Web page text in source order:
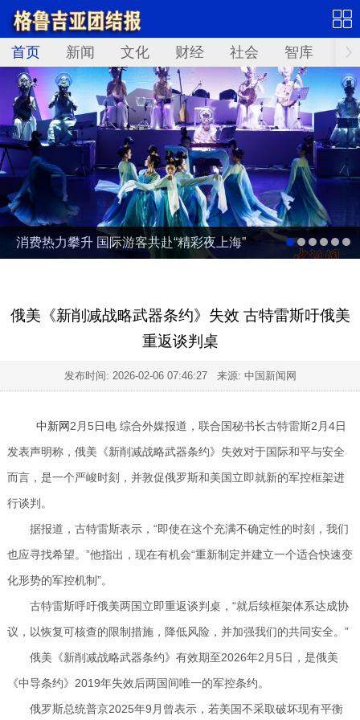
首页 新闻 文化 财经 社会 智库
消费热力攀升 国际游客共赴“精彩夜上海”
俄美《新削减战略武器条约》失效 古特雷斯吁俄美
重返谈判桌
发布时间: 2026-02-06 07:46:27来源: 中国新闻网
中新网2月5日电 综合外媒报道，联合国秘书长古特雷斯2月4日
发表声明称，俄美《新削减战略武器条约》失效对于国际和平与安全
而言，是一个严峻时刻，并敦促俄罗斯和美国立即就新的军控框架进
行谈判。
据报道，古特雷斯表示，“即使在这个充满不确定性的时刻，我们
也应寻找希望。”他指出，现在有机会“重新制定并建立一个适合快速变
化形势的军控机制”。
古特雷斯呼吁俄美两国立即重返谈判桌，“就后续框架体系达成协
议，以恢复可核查的限制措施，降低风险，并加强我们的共同安全。”
俄美《新削减战略武器条约》有效期至2026年2月5日，是俄美
《中导条约》2019年失效后两国间唯一的军控条约。
俄罗斯总统普京2025年9月曾表示，若美国不采取破坏现有平衡